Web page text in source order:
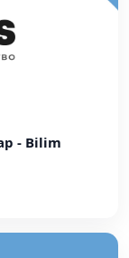
- Bilim